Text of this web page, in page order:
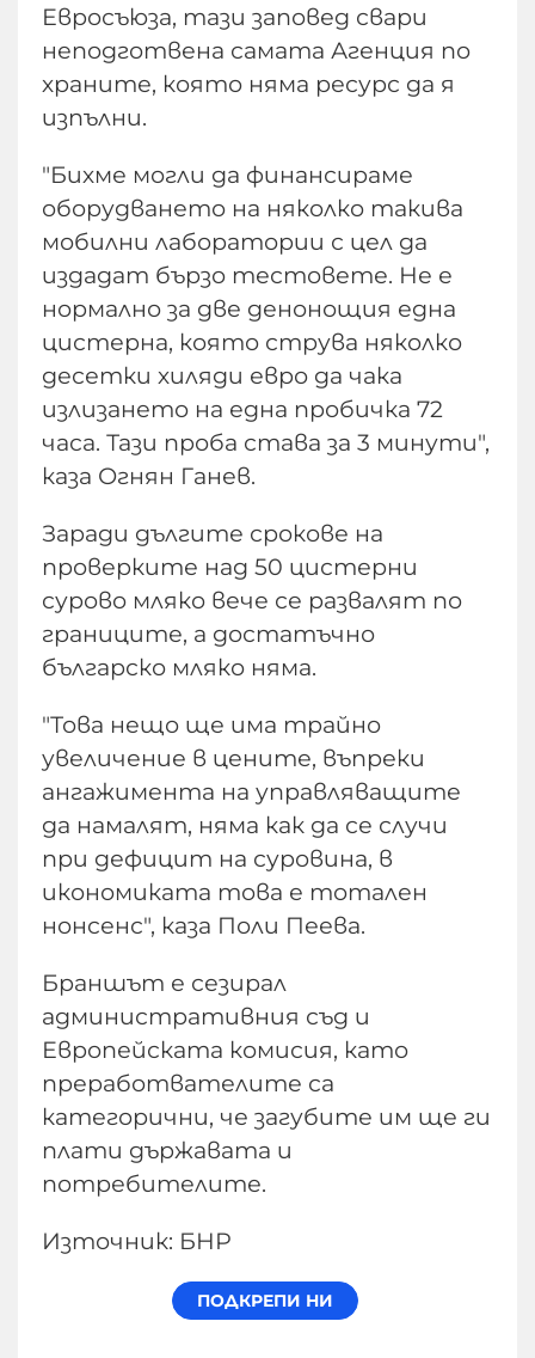
Евросъюза, тази заповед свари
неподготвена самата Агенция по
храните, която няма ресурс да я
изпълни.
"Бихме могли да финансираме
оборудването на няколко такива
мобилни лаборатории с цел да
издадат бързо тестовете. Не е
нормално за две денонощия една
цистерна, която струва няколко
десетки хиляди евро да чака
излизането на една пробичка 72
часа. Тази проба става за 3 минути",
каза Огнян Ганев.
Заради дългите срокове на
проверките над 50 цистерни
сурово мляко вече се развалят по
границите, а достатъчно
българско мляко няма.
"Това нещо ще има трайно
увеличение в цените, въпреки
ангажимента на управляващите
да намалят, няма как да се случи
при дефицит на суровина, в
икономиката това е тотален
нонсенс", каза Поли Пеева.
Браншът е сезирал
административния съд и
Европейската комисия, като
преработвателите са
категорични, че загубите им ще ги
плати държавата и
потребителите.
Източник: БНР